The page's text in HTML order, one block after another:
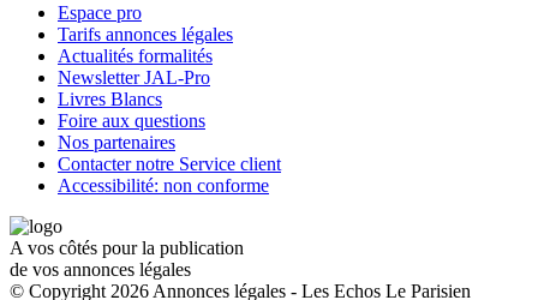
Espace pro
Tarifs annonces légales
Actualités formalités
Newsletter JAL-Pro
Livres Blancs
Foire aux questions
Nos partenaires
Contacter notre Service client
Accessibilité: non conforme
A vos côtés pour la publication
de vos annonces légales
© Copyright 2026 Annonces légales - Les Echos Le Parisien